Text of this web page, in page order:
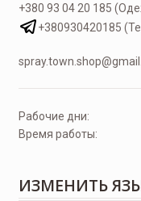
+380 93 04 20 185
+380930420185
Рабочие дни:
Время работы:
ИЗМЕНИТЬ